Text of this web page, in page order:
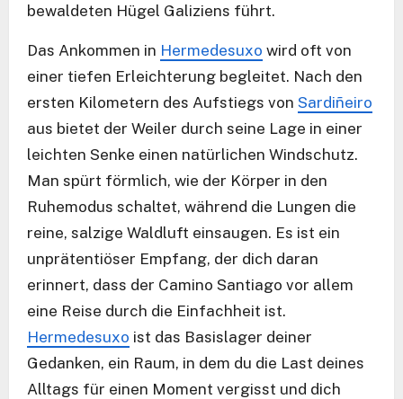
bewaldeten Hügel Galiziens führt.
Das Ankommen in Hermedesuxo wird oft von
einer tiefen Erleichterung begleitet. Nach den
ersten Kilometern des Aufstiegs von Sardiñeiro
aus bietet der Weiler durch seine Lage in einer
leichten Senke einen natürlichen Windschutz.
Man spürt förmlich, wie der Körper in den
Ruhemodus schaltet, während die Lungen die
reine, salzige Waldluft einsaugen. Es ist ein
unprätentiöser Empfang, der dich daran
erinnert, dass der Camino Santiago vor allem
eine Reise durch die Einfachheit ist.
Hermedesuxo ist das Basislager deiner
Gedanken, ein Raum, in dem du die Last deines
Alltags für einen Moment vergisst und dich